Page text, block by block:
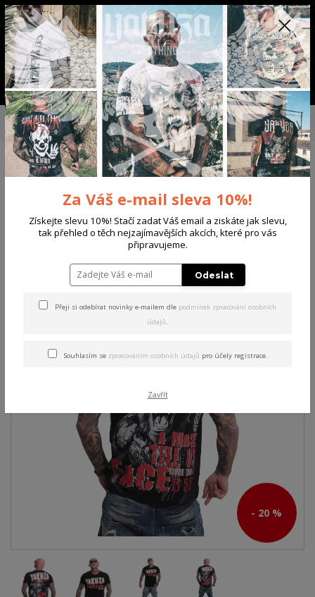
Menu
CZK
+420 702 136 620 (Po-Ne, 8-20 hod.)
0
0 Kč
Úvod PÁNSKÉ TRIKA & TÍLKA
Yakuza pánské tričko Mask Regular T-
Shirt black XL
Yakuza pánské tričko Mask
Regular T-Shirt black XL
- 20 %
Za Váš e-mail sleva 10%!
Získejte slevu 10%! Stačí zadat Váš email a ziskáte jak slevu,
tak přehled o těch nejzajímavějších akcích, které pro vás
připravujeme.
Odeslat
Přeji si odebírat novinky e-mailem dle podmínek zpracování osobních
údajů.
Souhlasím se zpracováním osobních údajů pro účely registrace.
Zavřít